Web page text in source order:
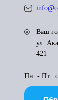
Ваш
ул.
421
Пн. - Пт.: